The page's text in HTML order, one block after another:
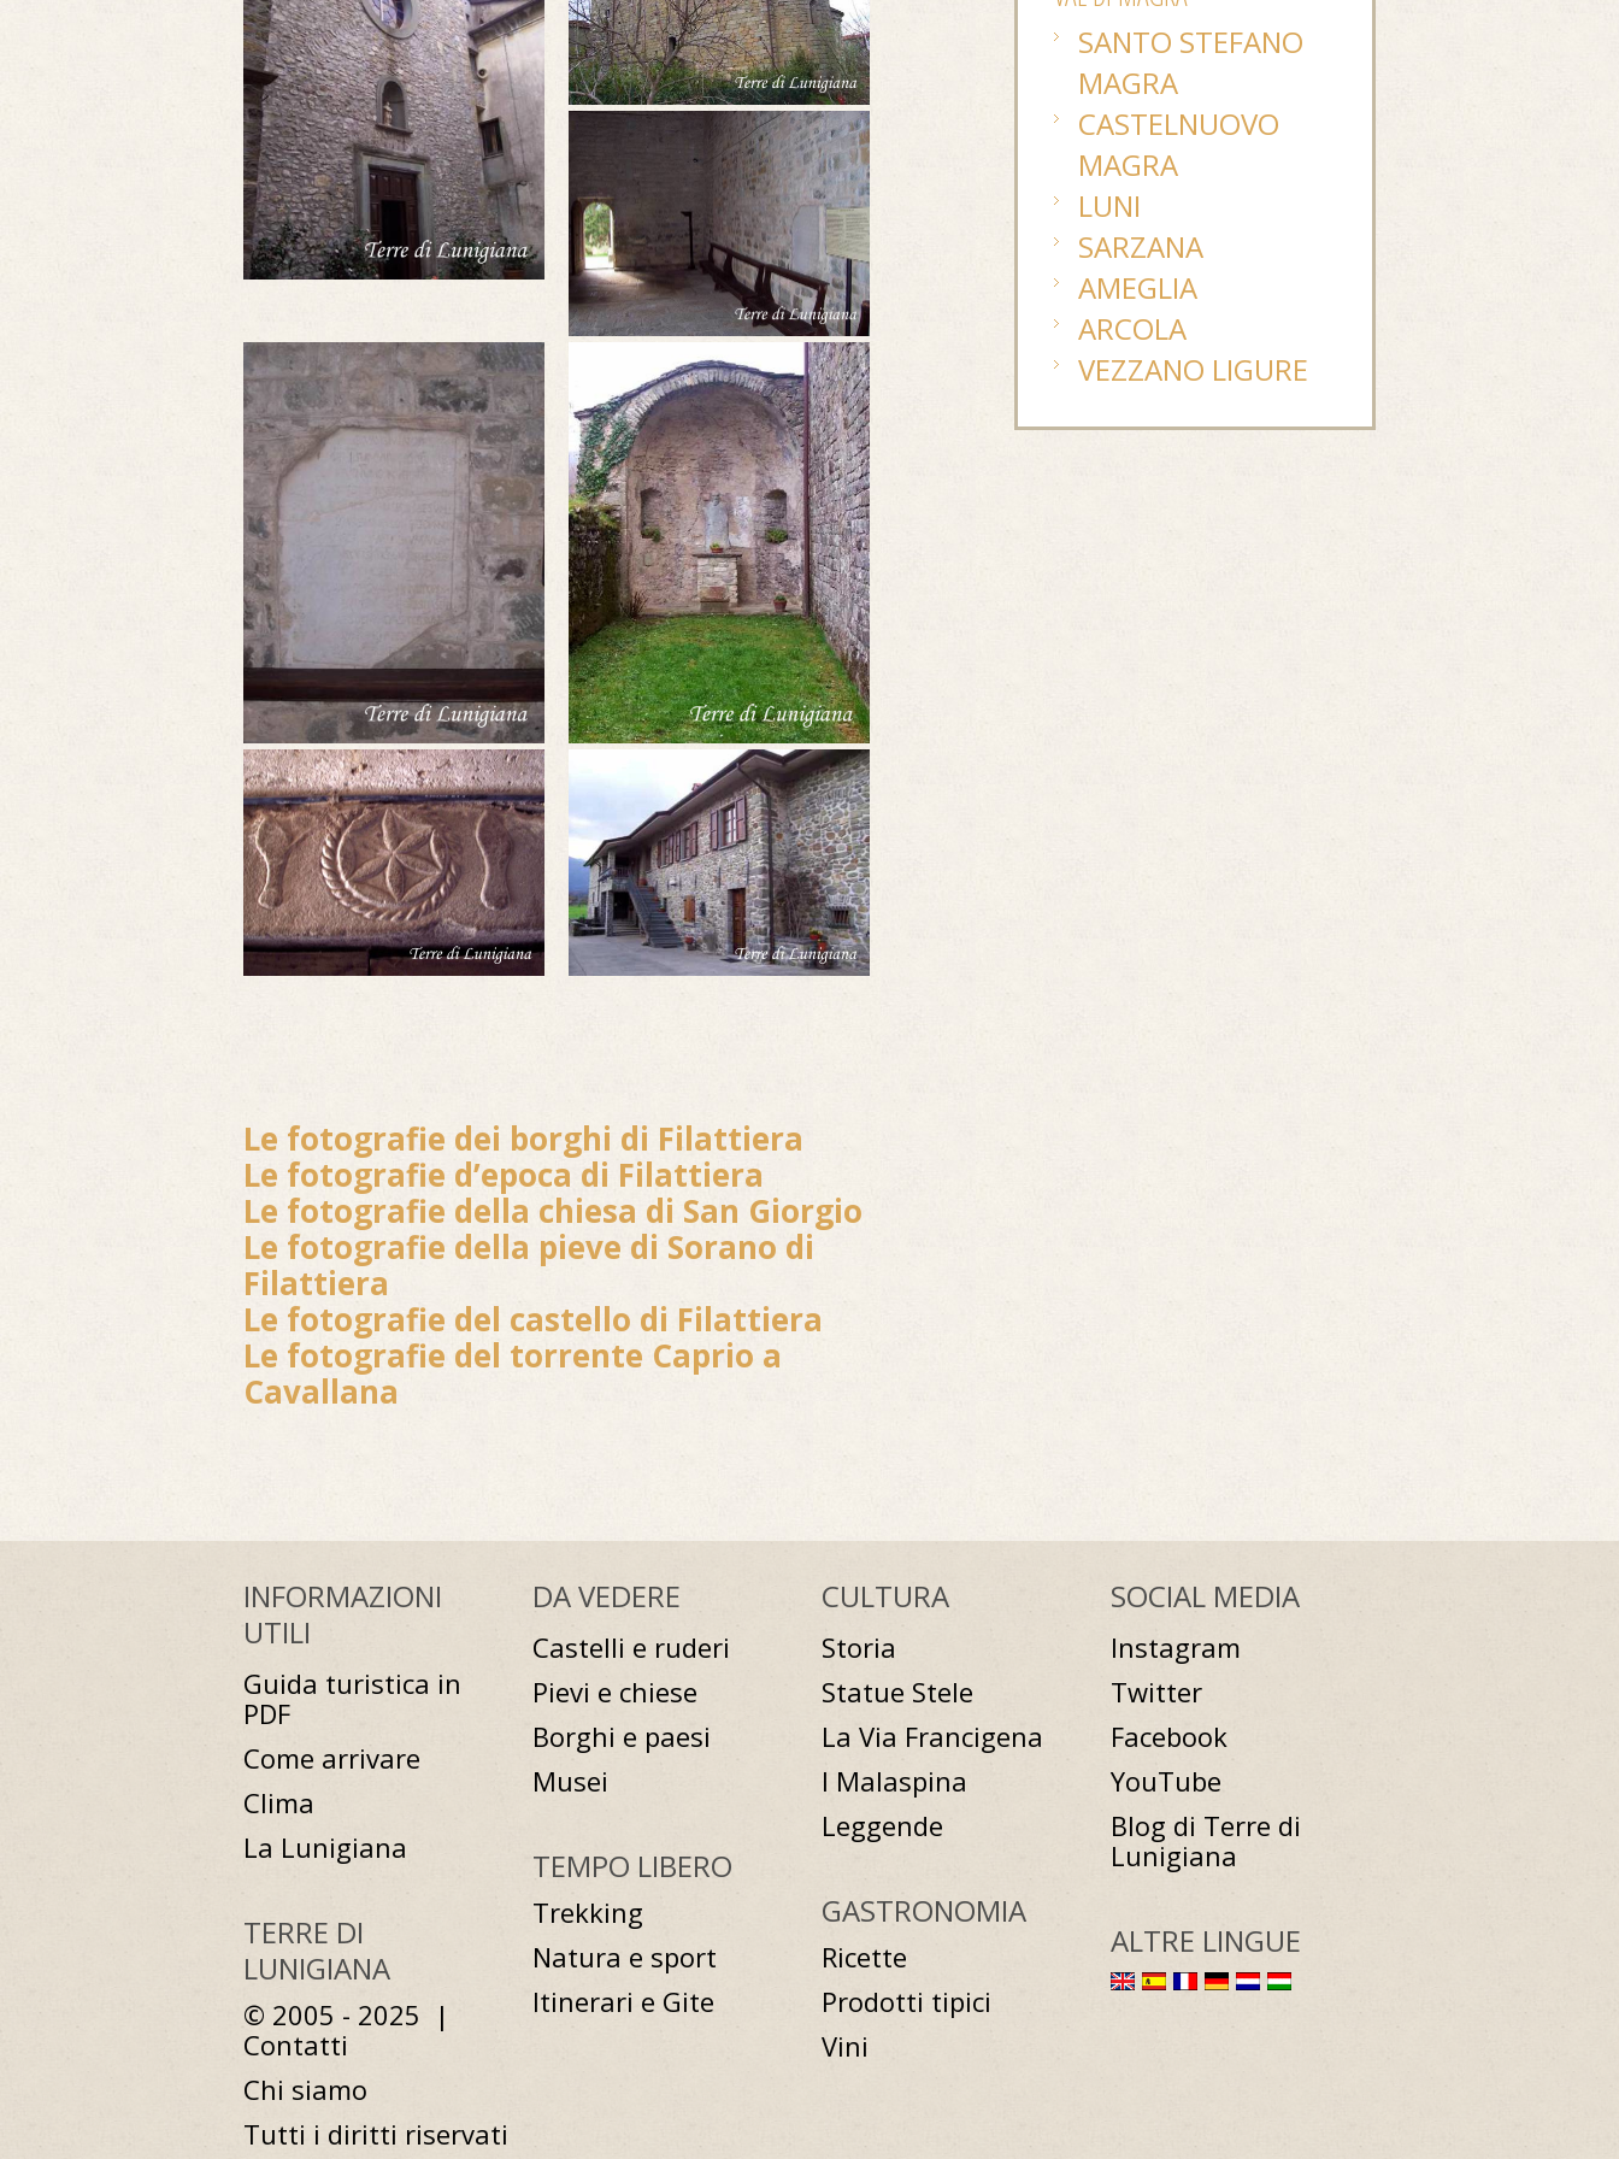
Le fotografie dei borghi di Filattiera
Le fotografie d’epoca di Filattiera
Le fotografie della chiesa di San Giorgio
Le fotografie della pieve di Sorano di
Filattiera
Le fotografie del castello di Filattiera
Le fotografie del torrente Caprio a
Cavallana
SANTO STEFANO
MAGRA
CASTELNUOVO
MAGRA
LUNI
SARZANA
AMEGLIA
ARCOLA
VEZZANO LIGURE
SOCIAL MEDIA
Instagram
Twitter
Facebook
YouTube
Blog di Terre di
Lunigiana
ALTRE LINGUE
CULTURA
Storia
Statue Stele
La Via Francigena
I Malaspina
Leggende
GASTRONOMIA
Ricette
Prodotti tipici
Vini
DA VEDERE
Castelli e ruderi
Pievi e chiese
Borghi e paesi
Musei
TEMPO LIBERO
Trekking
Natura e sport
Itinerari e Gite
INFORMAZIONI
UTILI
Guida turistica in
PDF
Come arrivare
Clima
La Lunigiana
TERRE DI
LUNIGIANA
© 2005 - 2025 |
Contatti
Chi siamo
Tutti i diritti riservati